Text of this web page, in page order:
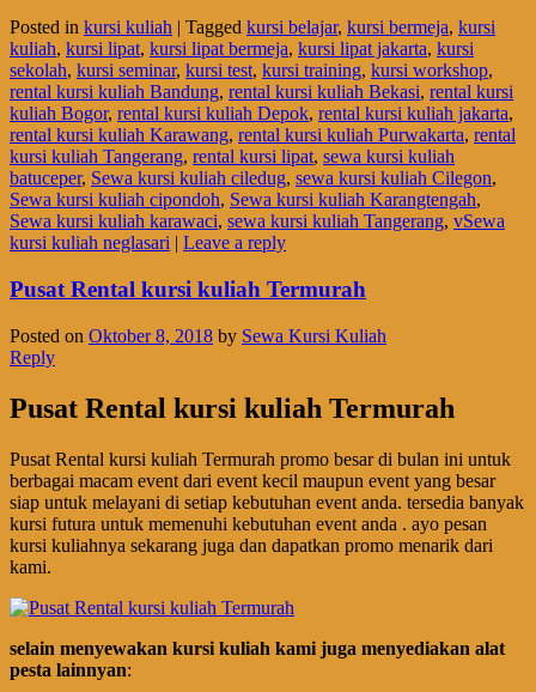
Posted in kursi kuliah | Tagged kursi belajar, kursi bermeja, kursi
kuliah, kursi lipat, kursi lipat bermeja, kursi lipat jakarta, kursi
sekolah, kursi seminar, kursi test, kursi training, kursi workshop,
rental kursi kuliah Bandung, rental kursi kuliah Bekasi, rental kursi
kuliah Bogor, rental kursi kuliah Depok, rental kursi kuliah jakarta,
rental kursi kuliah Karawang, rental kursi kuliah Purwakarta, rental
kursi kuliah Tangerang, rental kursi lipat, sewa kursi kuliah
batuceper, Sewa kursi kuliah ciledug, sewa kursi kuliah Cilegon,
Sewa kursi kuliah cipondoh, Sewa kursi kuliah Karangtengah,
Sewa kursi kuliah karawaci, sewa kursi kuliah Tangerang, vSewa
kursi kuliah neglasari | Leave a reply
Pusat Rental kursi kuliah Termurah
Posted on Oktober 8, 2018 by Sewa Kursi Kuliah
Reply
Pusat Rental kursi kuliah Termurah
Pusat Rental kursi kuliah Termurah promo besar di bulan ini untuk
berbagai macam event dari event kecil maupun event yang besar
siap untuk melayani di setiap kebutuhan event anda. tersedia banyak
kursi futura untuk memenuhi kebutuhan event anda . ayo pesan
kursi kuliahnya sekarang juga dan dapatkan promo menarik dari
kami.
selain menyewakan kursi kuliah kami juga menyediakan alat
pesta lainnyan: